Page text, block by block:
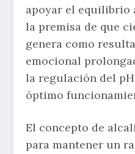
apoyar el equilibrio
la premisa de que
genera como
emocional
la regulación del
óptimo
El concepto de
para mantener un